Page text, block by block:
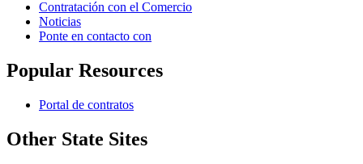
Contratación con el Comercio
Noticias
Ponte en contacto con
Popular Resources
Portal de contratos
Other State Sites